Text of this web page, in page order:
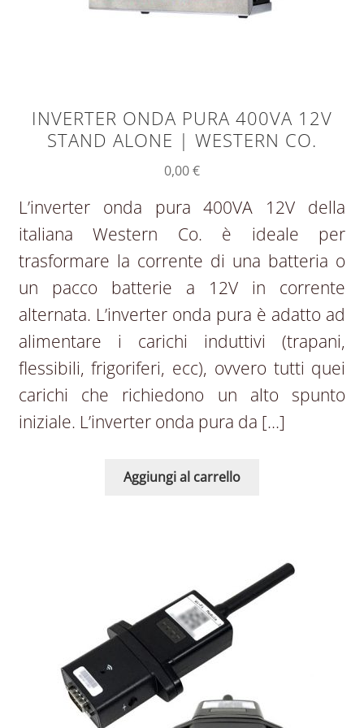
INVERTER ONDA PURA 400VA 12V
STAND ALONE | WESTERN CO.
0,00€
L’inverter onda pura 400VA 12V della
italiana Western Co. è ideale per
trasformare la corrente di una batteria o
un pacco batterie a 12V in corrente
alternata. L’inverter onda pura è adatto ad
alimentare i carichi induttivi (trapani,
flessibili, frigoriferi, ecc), ovvero tutti quei
carichi che richiedono un alto spunto
iniziale. L’inverter onda pura da […]
Aggiungi al carrello